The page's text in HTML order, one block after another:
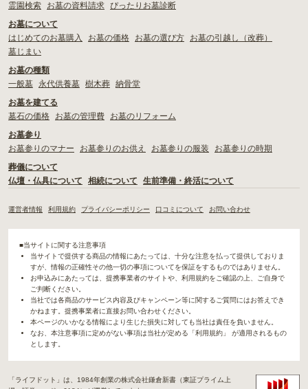
霊園検索
お墓の資料請求 ぴったりお墓診断
お墓について
はじめてのお墓購入
お墓の価格 お墓の選び方
お墓の引越し（改葬）
墓じまい
お墓の種類
一般墓
永代供養墓 樹木葬 納骨堂
お墓を建てる
墓石の価格
お墓の管理費
お墓のリフォーム
お墓参り
お墓参りのマナー
お墓参りのお供え お墓参りの服装
お墓参りの時期
葬儀について
仏壇・仏具について
相続について 生前準備・終活について
運営者情報 利用規約 プライバシーポリシー 口コミについて お問い合わせ
■当サイトに関する注意事項
当サイトで提供する商品の情報にあたっては、十分な注意を払って提供しておりま
すが、情報の正確性その他一切の事項についてを保証をするものではありません。
お申込みにあたっては、提携事業者のサイトや、利用規約をご確認の上、ご自身で
ご判断ください。
当社では各商品のサービス内容及びキャンペーン等に関するご質問にはお答えでき
かねます。提携事業者に直接お問い合わせください。
本ページのいかなる情報により生じた損失に対しても当社は責任を負いません。
なお、本注意事項に定めがない事項は当社が定める「利用規約」 が適用されるもの
とします。
「ライフドット」は、1984年創業の株式会社鎌倉新書（東証プライム上